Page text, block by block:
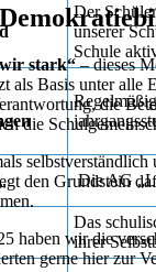
stark“– dieses
als Basis unter alle
die
die
den Grundstein
haben wir die
gerne hier zur
Der
unserer
Schule
Die AG
Das
ihrer